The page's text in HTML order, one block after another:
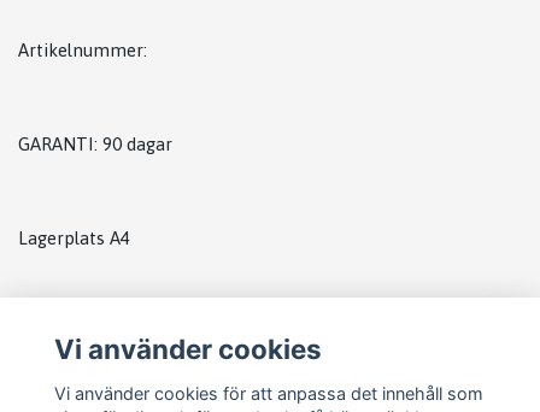
Artikelnummer:
GARANTI: 90 dagar
Lagerplats A4
Vi använder cookies
Vi använder cookies för att anpassa det innehåll som